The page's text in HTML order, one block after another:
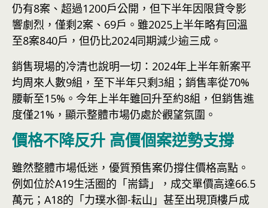
仍有8案、超過1200戶公開，但下半年因限貸令影
響劇烈，僅剩2案、69戶。雖2025上半年略有回溫
至8案840戶，但仍比2024同期減少逾三成。
銷售現場的冷清也說明一切：2024年上半年新案平
均周來人數9組，至下半年只剩3組；銷售率從70%
腰斬至15%。今年上半年雖回升至約8組，但銷售進
度僅21%，顯示整體市場仍處於觀望氛圍。
價格不降反升 高價個案逆勢支撐
雖然整體市場低迷，優質預售案仍撐住價格高點。
例如位於A19生活圈的「耑鑄」，成交單價高達66.5
萬元；A18的「力璞水御-耘山」甚至出現頂樓戶成